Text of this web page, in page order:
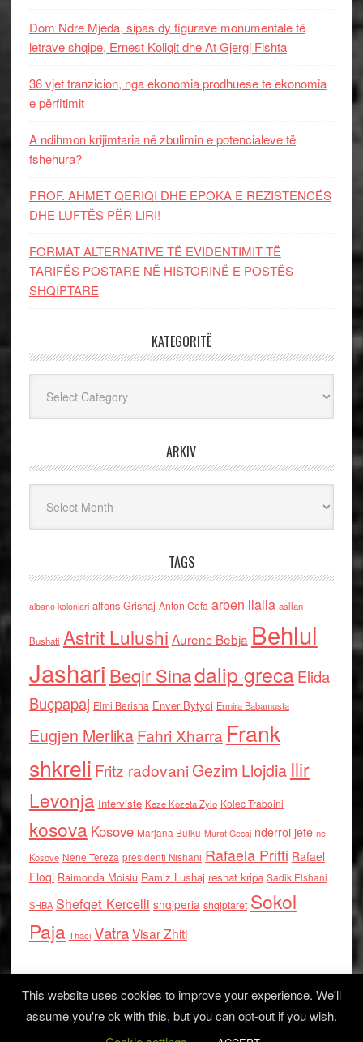
Dom Ndre Mjeda, sipas dy figurave monumentale të
letrave shqipe, Ernest Koliqit dhe At Gjergj Fishta
36 vjet tranzicion, nga ekonomia prodhuese te ekonomia
e përfitimit
A ndihmon krijimtaria në zbulimin e potencialeve të
fshehura?
PROF. AHMET QERIQI DHE EPOKA E REZISTENCЁS
DHE LUFTЁS PЁR LIRI!
FORMAT ALTERNATIVE TË EVIDENTIMIT TË
TARIFËS POSTARE NË HISTORINË E POSTËS
SHQIPTARE
KATEGORITË
ARKIV
TAGS
albano kolonjari alfons Grishaj Anton Cefa arben llalla asllan
Bushati Astrit Lulushi Aurenc Bebja Behlul
Jashari Beqir Sinadalip grecaElida
Buçpapaj Elmi Berisha Enver Bytyci Ermira Babamusta
Eugjen MerlikaFahri Xharra Frank
shkreli Fritz radovaniGezim Llojdia Ilir
Levonja Interviste Keze Kozeta Zylo Kolec Traboini
kosova Kosove Marjana Bulku Murat Gecaj nderroi jete ne
Kosove Nene Tereza presidenti Nishani Rafaela Prifti Rafael
Floqi Raimonda Moisiu Ramiz Lushaj reshat kripa Sadik Elshani
SHBA Shefqet Kercelli shqiperia shqiptaret Sokol
Paja Thaci VatraVisar Zhiti
This website uses cookies to improve your experience. We'll
assume you're ok with this, but you can opt-out if you wish.